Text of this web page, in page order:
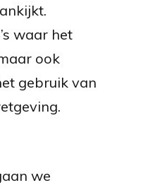
waar het
ook
gebruik van
we